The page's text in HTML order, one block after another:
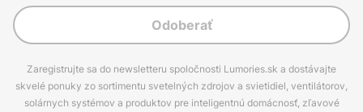
Odoberať
Zaregistrujte sa do newsletteru spoločnosti Lumories.sk a dostávajte
skvelé ponuky zo sortimentu svetelných zdrojov a svietidiel, ventilátorov,
solárnych systémov a produktov pre inteligentnú domácnosť, zľavové